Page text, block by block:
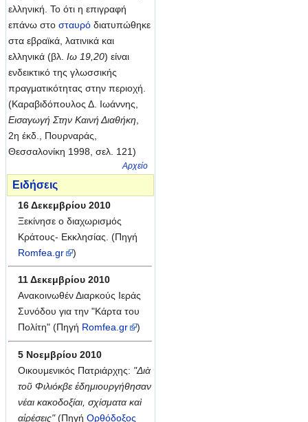
ελληνική. Το ότι η επιγραφή
επάνω στο σταυρό διατυπώθηκε
στα εβραϊκά, λατινικά και
ελληνικά (βλ. Ιω 19,20) είναι
ενδεικτικό της γλωσσικής
πραγματικότητας στην περιοχή.
(Καραβιδόπουλος Δ. Ιωάννης,
Εισαγωγή Στην Καινή Διαθήκη
2η έκδ., Πουρναράς,
Θεσσαλονίκη 1998, σελ. 121)
Αρχείο
Ειδήσεις
16 Δεκεμβρίου 2010
Ξεκίνησε ο διαχωρισμός
Κράτους- Εκκλησίας. (Πηγή
Romfea.gr
)
11 Δεκεμβρίου 2010
Ανακοινωθέν Διαρκούς Ιεράς
Συνόδου για την "Κάρτα του
Πολίτη" (Πηγή Romfea.gr )
5 Νοεμβρίου 2010
Οικουμενικός Πατριάρχης: "Διὰ
τοῦ Φιλιόκβε ἐδημιουργήθησαν
νέαι κακοδοξίαι, σχίσματα καὶ
αἱρέσεις"(ΠηγήΟρθόδοξος